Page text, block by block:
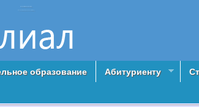
образование Абитуриенту